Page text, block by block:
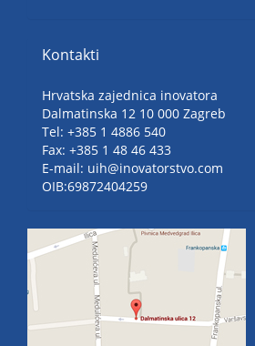
Kontakti
Hrvatska zajednica inovatora
Dalmatinska 12 10 000 Zagreb
Tel: +385 1 4886 540
Fax: +385 1 48 46 433
E-mail: uih@inovatorstvo.com
OIB:69872404259